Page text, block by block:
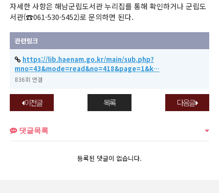
자세한 사항은 해남군립도서관 누리집를 통해 확인하거나 군립도
서관(☎061-530-5452)로 문의하면 된다.
관련링크
https://lib.haenam.go.kr/main/sub.php?
mno=43&mode=read&no=418&page=1&k…
836회 연결
이전글 다음글
목록
댓글목록
등록된 댓글이 없습니다.